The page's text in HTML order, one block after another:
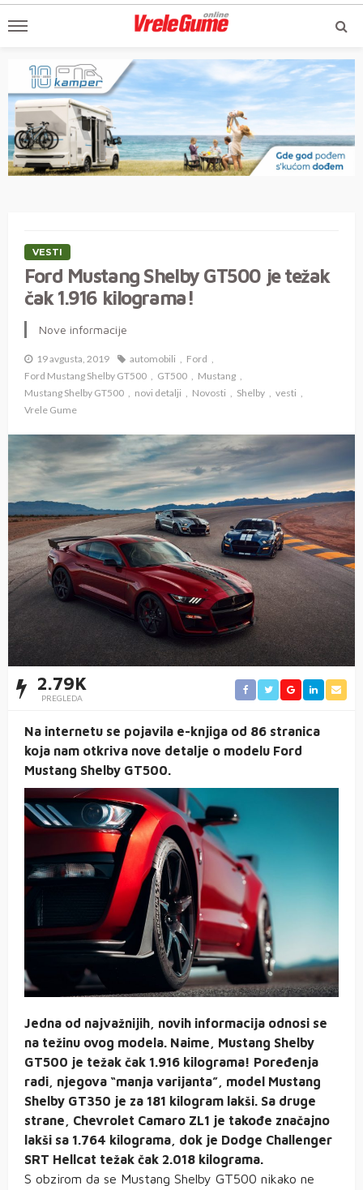
VESTI
Ford Mustang Shelby GT500 je težak
čak 1.916 kilograma!
Nove informacije
19 avgusta, 2019 automobili
Ford
Ford Mustang Shelby GT500
GT500
Mustang
Mustang Shelby GT500
novi detalji Novosti Shelby
vesti
Vrele Gume
2.79K
PREGLEDA
Na internetu se pojavila e-knjiga od 86 stranica
koja nam otkriva nove detalje o modelu Ford
Mustang Shelby GT500.
Jedna od najvažnijih, novih informacija odnosi se
na težinu ovog modela. Naime, Mustang Shelby
GT500 je težak čak 1.916 kilograma! Poređenja
radi, njegova “manja varijanta”, model Mustang
Shelby GT350 je za 181 kilogram lakši. Sa druge
strane, Chevrolet Camaro ZL1 je takođe značajno
lakši sa 1.764 kilograma, dok je Dodge Challenger
SRT Hellcat težak čak 2.018 kilograma.
S obzirom da se Mustang Shelby GT500 nikako ne